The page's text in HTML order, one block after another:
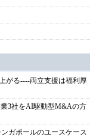
がる----両立支援は福利厚
3社をAI駆動型M&Aの方
ガポールのユースケース